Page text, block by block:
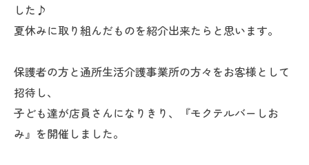
した♪
夏休みに取り組んだものを紹介出来たらと思います。
保護者の方と通所生活介護事業所の方々をお客様として
招待し、
子ども達が店員さんになりきり、『モクテルバーしお
み』を開催しました。